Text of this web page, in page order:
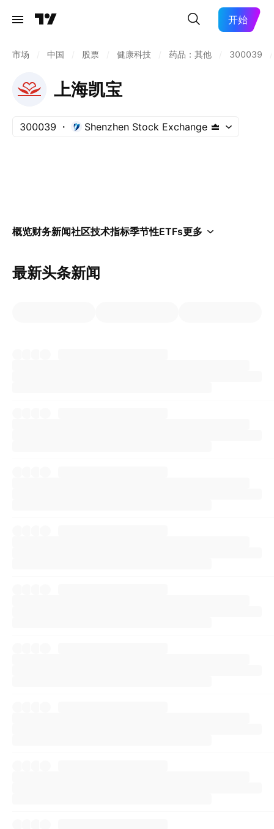
开始
市场 中国 股票 健康科技 药品：其他 300039
上海凯宝
300039 Shenzhen Stock Exchange
概览财务新闻社区技术指标季节性ETFs更多
最新头条新闻